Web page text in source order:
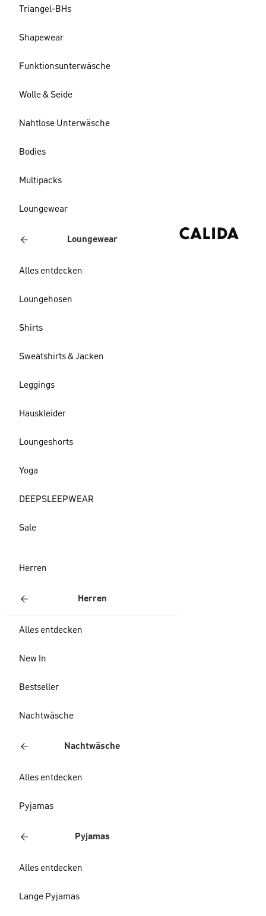
Triangel-BHs
Shapewear
Funktionsunterwäsche
Wolle & Seide
Nahtlose Unterwäsche
Bodies
Multipacks
Loungewear
Loungewear
Alles entdecken
Loungehosen
Shirts
Sweatshirts & Jacken
Leggings
Hauskleider
Loungeshorts
Yoga
DEEPSLEEPWEAR
Sale
Herren
Herren
Alles entdecken
New In
Bestseller
Nachtwäsche
Nachtwäsche
Alles entdecken
Pyjamas
Pyjamas
Alles entdecken
Lange Pyjamas